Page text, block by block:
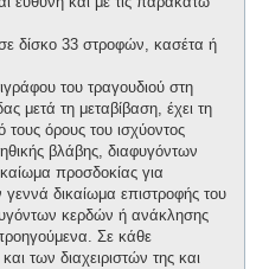
δίσκο 33 στροφών, κασέτα ή
του τραγουδιού στη
μετά τη μεταβίβαση, έχει τη
όρους του ισχύοντος
βλάβης, διαφυγόντων
προσδοκίας για
δικαίωμα επιστροφής του
κερδών ή ανάκλησης
Σε κάθε
των διαχειριστών της και